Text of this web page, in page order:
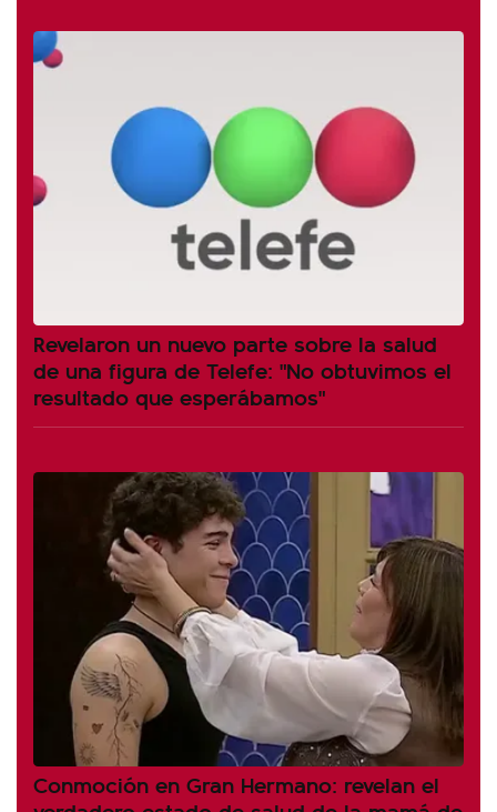
Revelaron un nuevo parte sobre la salud
de una figura de Telefe: "No obtuvimos el
resultado que esperábamos"
Conmoción en Gran Hermano: revelan el